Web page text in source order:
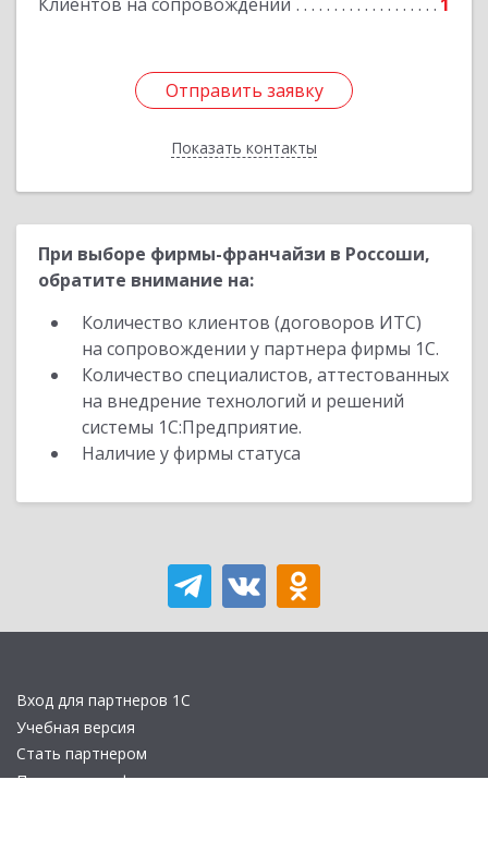
Отправить заявку
Показать контакты
Отправить заявку
Назад
При выборе фирмы-франчайзи в Россоши,
обратите внимание на:
Количество клиентов (договоров ИТС)
на сопровождении у партнера фирмы 1С.
Количество специалистов, аттестованных
на внедрение технологий и решений
системы 1С:Предприятие.
Наличие у фирмы статуса
Вход для партнеров 1С
Учебная версия
Стать партнером
Политика конфиденциальности